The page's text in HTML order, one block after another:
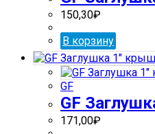
150,30₽
В корзину
GF
GF
171,00₽